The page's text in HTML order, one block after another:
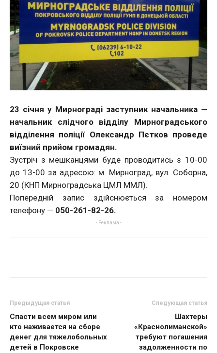
23 січня у Мирнограді заступник начальника —
начальник слідчого відділу Мирноградського
відділення поліції Олександр Пєтков проведе
виїзний прийом громадян.
Зустріч з мешканцями буде проводитись з 10-00
до 13-00 за адресою: м. Мирноград, вул. Соборна,
20 (КНП Мирноградська ЦМЛ ММЛ).
Попередній запис здійснюється за номером
телефону — 050-261-82-26.
- Реклама -
Предыдущая статья
Спасти всем миром или
кто наживается на сборе
денег для тяжелобольных
детей в Покровске
Следующая статья
Шахтеры
«Краснолиманской»
требуют погашения
задолженности по